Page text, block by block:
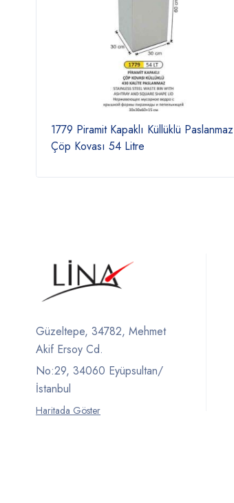
1779 Piramit Kapaklı Küllüklü Paslanmaz
Çöp Kovası 54 Litre
Güzeltepe, 34782, Mehmet
Akif Ersoy Cd.
No:29, 34060 Eyüpsultan/
İstanbul
Haritada Göster